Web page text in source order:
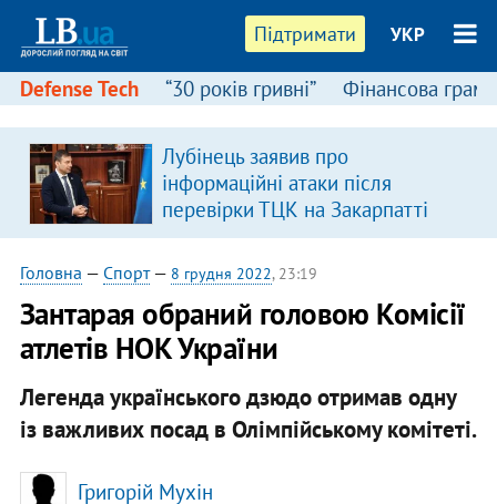
Підтримати УКР
Defense Tech “30 років гривні” Фінансова
Лубінець заявив про
інформаційні атаки після
перевірки ТЦК на Закарпатті
Головна — Спорт— 8 грудня 2022, 23:19
Зантарая обраний головою Комісії
атлетів НОК України
Легенда українського дзюдо отримав одну
із важливих посад в Олімпійському комітеті.
Григорій Мухін